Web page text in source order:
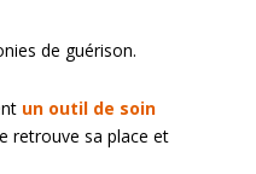
de guérison.
un outil de soin
retrouve sa place et